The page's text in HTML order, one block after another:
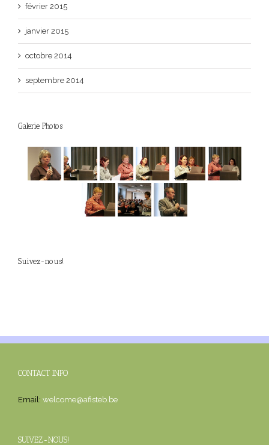
février 2015
janvier 2015
octobre 2014
septembre 2014
Galerie Photos
Suivez-nous!
CONTACT INFO
Email: welcome@afisteb.be
SUIVEZ-NOUS!